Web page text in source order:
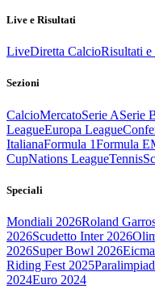
Live e Risultati
LiveDiretta CalcioRisultati e
Sezioni
CalcioMercatoSerie ASerie
LeagueEuropa League
ItalianaFormula 1Formula E
CupNations LeagueTennis
Speciali
Mondiali 2026Roland
2026Scudetto Inter 2026
2026Super Bowl 2026
Riding Fest 2025
2024Euro 2024